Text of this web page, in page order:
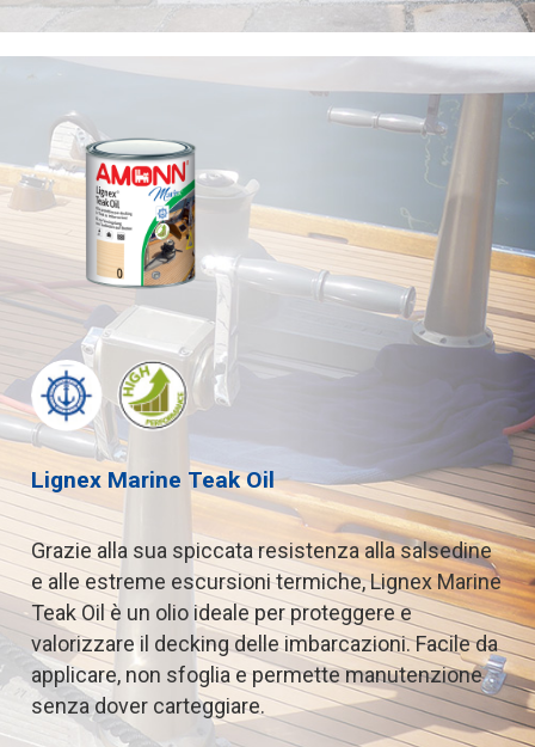
Lignex Marine Teak Oil
Grazie alla sua spiccataresistenza allasalsedine
e alle estreme escursionitermiche,Lignex Marine
Teak Oil è un olio ideale perproteggeree
valorizzare il deckingdelleimbarcazioni.Facileda
applicare, non sfogliae permettemanutenzione
senza dover carteggiare.